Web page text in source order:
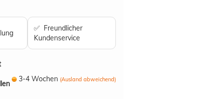
vergessen?
✅ Freundlicher
Kundenservice
3-4 Wochen (Ausland abweichend)